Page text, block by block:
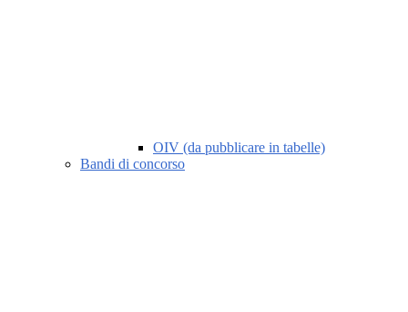
OIV (da pubblicare in tabelle)
Bandi di concorso